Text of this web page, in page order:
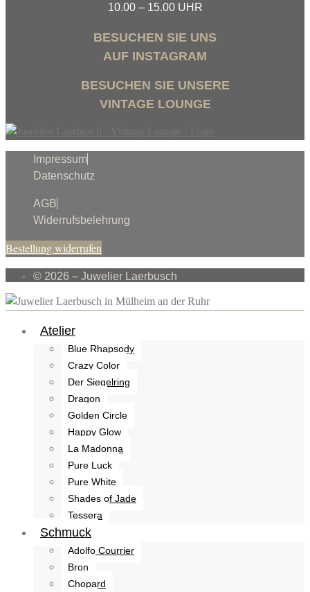
10.00 – 15.00 UHR
BESUCHEN SIE UNS
AUF INSTAGRAM
BESUCHEN SIE UNSERE
VINTAGE LOUNGE
Impressum
Datenschutz
AGB
Widerrufsbelehrung
Bestellung widerrufen
© 2026 – Juwelier Laerbusch
Atelier
Blue Rhapsody
Crazy Color
Der Siegelring
Dragon
Golden Circle
Happy Glow
La Madonna
Pure Luck
Pure White
Shades of Jade
Tessera
Schmuck
Adolfo Courrier
Bron
Chopard